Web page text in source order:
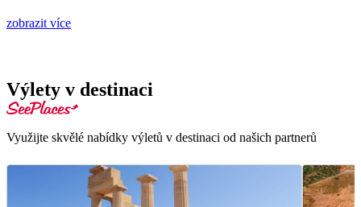
zobrazit více
Výlety v destinaci
Využijte skvělé nabídky výletů v destinaci od našich partnerů